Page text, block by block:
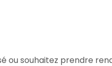
ou souhaitez prendre